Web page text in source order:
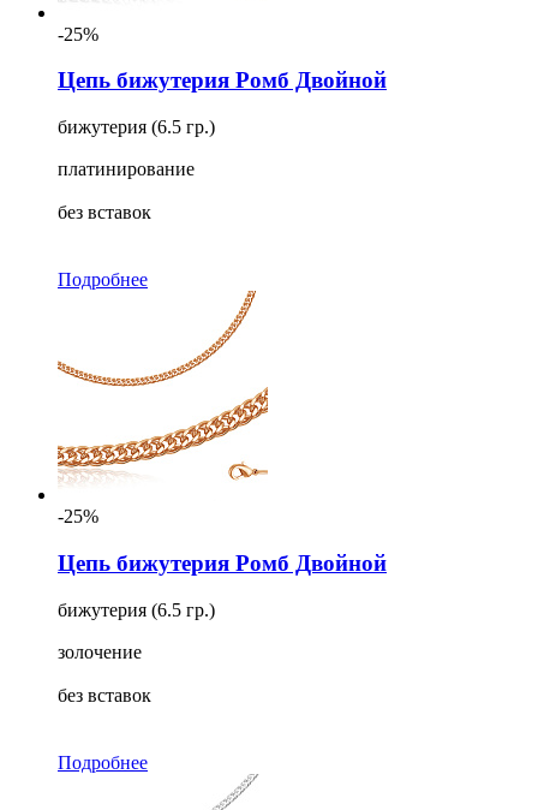
-25%
Цепь бижутерия Ромб Двойной
бижутерия (6.5 гр.)
платинирование
без вставок
Подробнее
-25%
Цепь бижутерия Ромб Двойной
бижутерия (6.5 гр.)
золочение
без вставок
Подробнее